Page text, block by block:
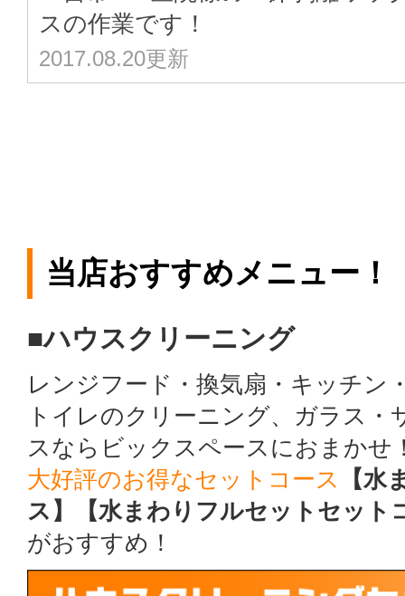
スの作業です！
2017.08.20更新
当店おすすめメニュー！
■ハウスクリーニング
レンジフード・換気扇・キッチン
トイレのクリーニング、ガラス
スならビックスペースにおまかせ
大好評のお得なセットコース
【
ス】【水まわりフルセットセット
がおすすめ！